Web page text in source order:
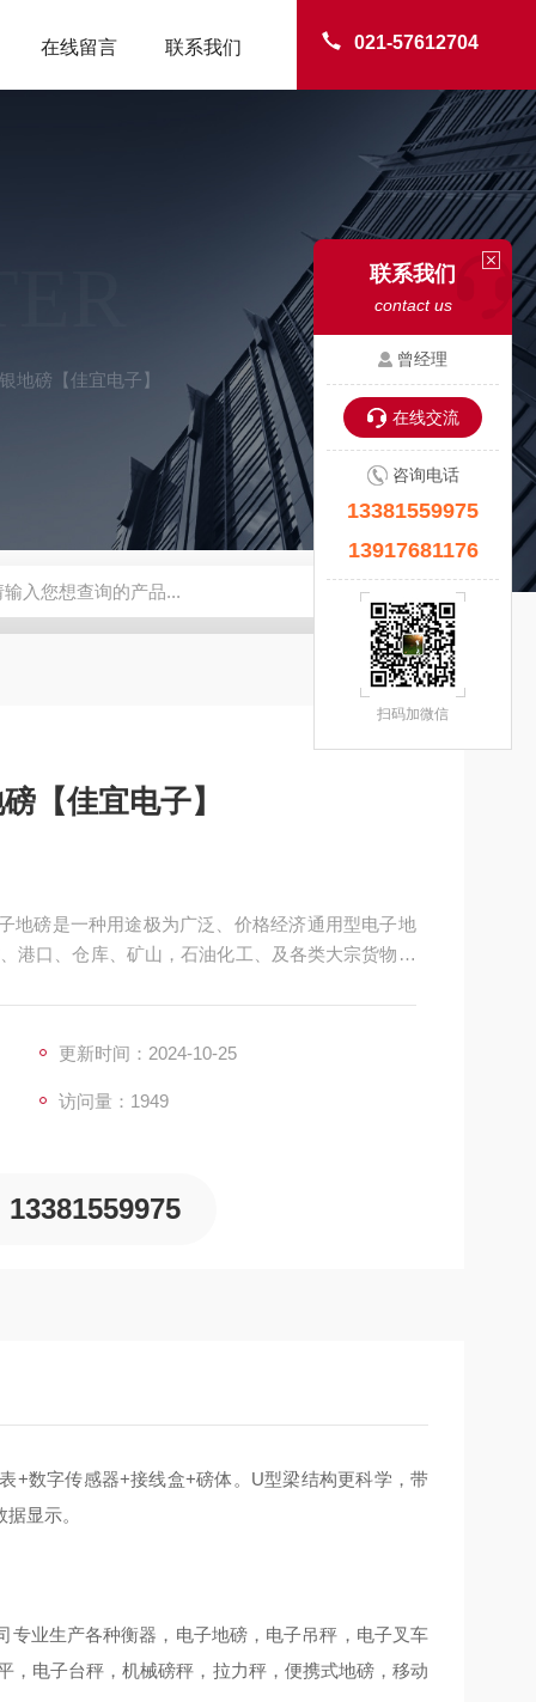
021-57612704
在线留言 联系我们
地磅【佳宜电子】
】 钢瓶秤 云南电子秤厂家 钢瓶电子秤 无
【佳宜电子】
地磅是一种用途极为广泛、价格经济通用型电子地
港口、仓库、矿山，石油化工、及各类大宗货物称
更新时间：2024-10-25
访问量：1949
13381559975
+数字传感器+接线盒+磅体。U型梁结构更科学，带
显示。
专业生产各种衡器，电子地磅，电子吊秤，电子叉车
，电子台秤，机械磅秤，拉力秤，便携式地磅，移动
联系我们
contact us
曾经理
在线交流
咨询电话
13381559975
13917681176
扫码加微信